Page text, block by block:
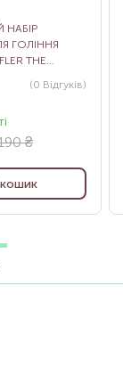
НАБІР
ГОЛІННЯ
THE
SET LILAC
(0 Відгуків)
₴